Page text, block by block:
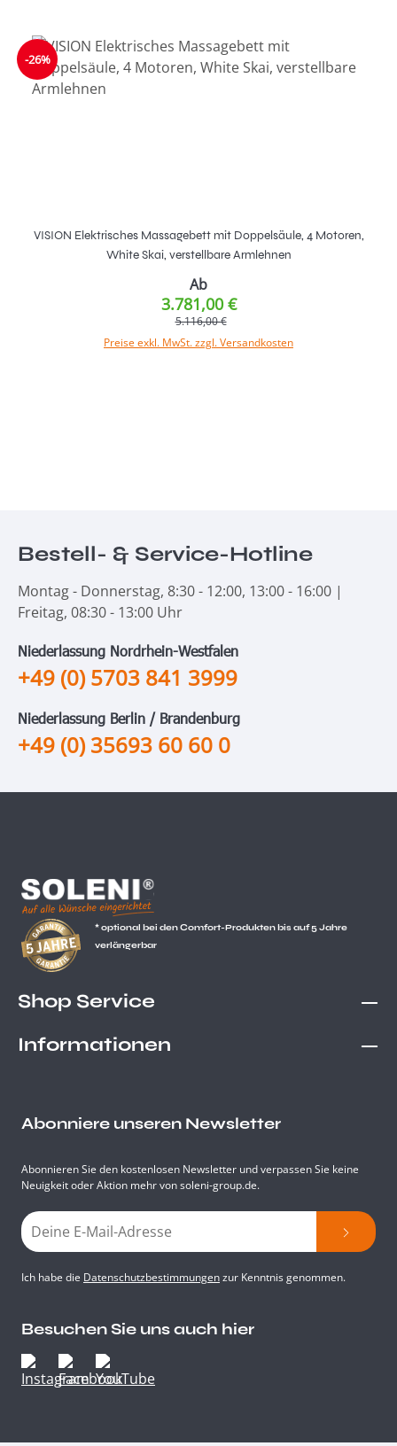
-26%
VISION Elektrisches Massagebett mit Doppelsäule, 4 Motoren,
White Skai, verstellbare Armlehnen
Ab
3.781,00 €
5.116,00 €
Preise exkl. MwSt. zzgl. Versandkosten
Bestell- & Service-Hotline
Montag - Donnerstag, 8:30 - 12:00, 13:00 - 16:00 |
Freitag, 08:30 - 13:00 Uhr
Niederlassung Nordrhein-Westfalen
+49 (0) 5703 841 3999
Niederlassung Berlin / Brandenburg
+49 (0) 35693 60 60 0
* optional bei den Comfort-Produkten bis auf 5 Jahre
verlängerbar
Shop Service
Informationen
Abonniere unseren Newsletter
Abonnieren Sie den kostenlosen Newsletter und verpassen Sie keine
Neuigkeit oder Aktion mehr von soleni-group.de.
Ich habe die Datenschutzbestimmungenzur Kenntnis genommen.
Besuchen Sie uns auch hier